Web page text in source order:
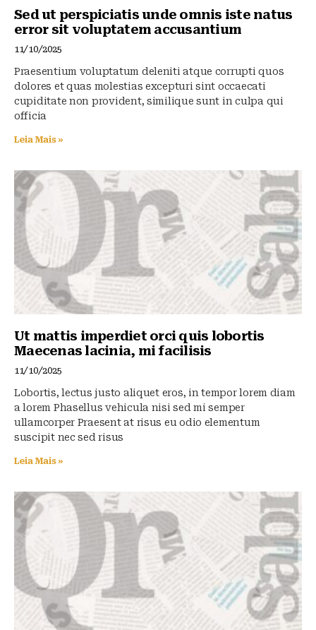
Sed ut perspiciatis unde omnis iste natus
error sit voluptatem accusantium
11/10/2025
Praesentium voluptatum deleniti atque corrupti quos
dolores et quas molestias excepturi sint occaecati
cupiditate non provident, similique sunt in culpa qui
officia
Leia Mais »
Ut mattis imperdiet orci quis lobortis
Maecenas lacinia, mi facilisis
11/10/2025
Lobortis, lectus justo aliquet eros, in tempor lorem diam
a lorem Phasellus vehicula nisi sed mi semper
ullamcorper Praesent at risus eu odio elementum
suscipit nec sed risus
Leia Mais »